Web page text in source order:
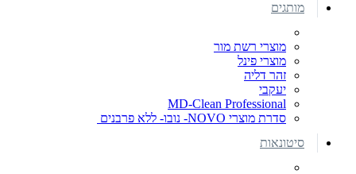
מותגים
מוצרי רשת מור
מוצרי פינל
זהר דליה
יעקבי
MD-Clean Professional
סדרת מוצרי NOVO- נובו- ללא פרבנים
סיטונאות